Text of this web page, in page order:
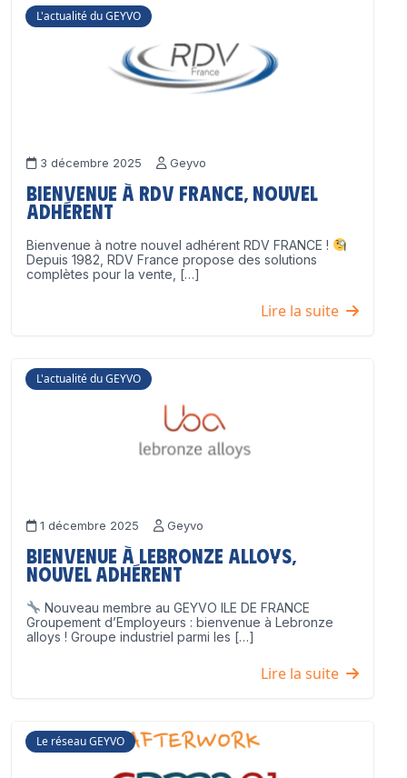
L'actualité du GEYVO
3 décembre 2025 Geyvo
Bienvenue à RDV France, nouvel
adhérent
Bienvenue à notre nouvel adhérent RDV FRANCE !
Depuis 1982, RDV France propose des solutions
complètes pour la vente, […]
Lire la suite
L'actualité du GEYVO
1 décembre 2025 Geyvo
Bienvenue à Lebronze Alloys,
nouvel adhérent
Nouveau membre au GEYVO ILE DE FRANCE
Groupement d’Employeurs : bienvenue à Lebronze
alloys ! Groupe industriel parmi les […]
Lire la suite
Le réseau GEYVO